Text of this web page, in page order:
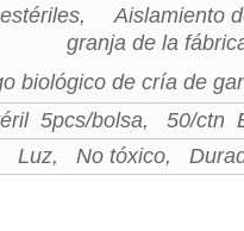
estériles,
granja de la
biológico de cría de
5pcs/bolsa, 50/ctn
Luz, No tóxico,